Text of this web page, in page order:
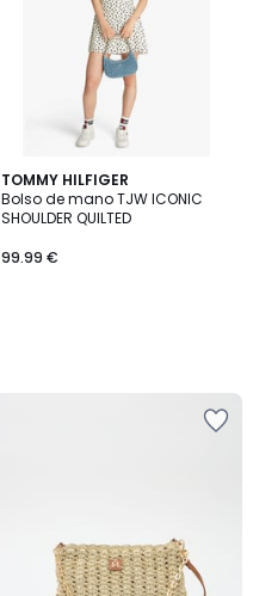
TOMMY HILFIGER
Bolso de mano TJW ICONIC
SHOULDER QUILTED
99.99 €